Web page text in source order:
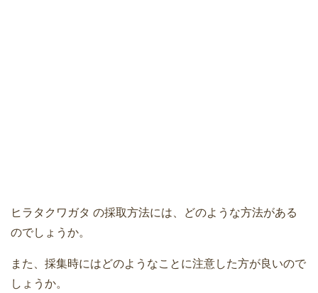
ヒラタクワガタ の採取方法には、どのような方法がある
のでしょうか。
また、採集時にはどのようなことに注意した方が良いので
しょうか。